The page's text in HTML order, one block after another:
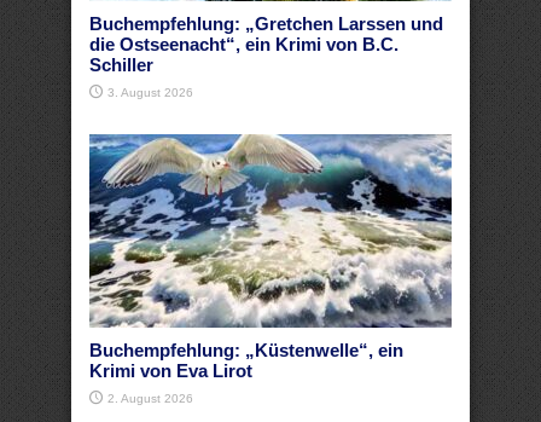
Buchempfehlung: „Gretchen Larssen und
die Ostseenacht“, ein Krimi von B.C.
Schiller
3. August 2026
Buchempfehlung: „Küstenwelle“, ein
Krimi von Eva Lirot
2. August 2026